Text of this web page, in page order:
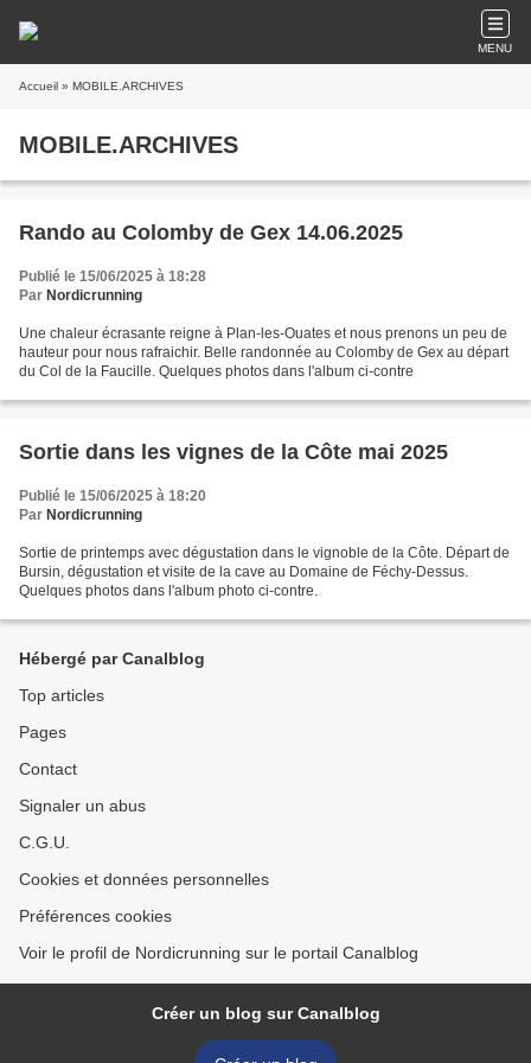
MENU
Accueil » MOBILE.ARCHIVES
MOBILE.ARCHIVES
Rando au Colomby de Gex 14.06.2025
Publié le 15/06/2025 à 18:28
Par Nordicrunning
Une chaleur écrasante reigne à Plan-les-Ouates et nous prenons un peu de
hauteur pour nous rafraichir. Belle randonnée au Colomby de Gex au départ
du Col de la Faucille. Quelques photos dans l'album ci-contre
Sortie dans les vignes de la Côte mai 2025
Publié le 15/06/2025 à 18:20
Par Nordicrunning
Sortie de printemps avec dégustation dans le vignoble de la Côte. Départ de
Bursin, dégustation et visite de la cave au Domaine de Féchy-Dessus.
Quelques photos dans l'album photo ci-contre.
Hébergé par Canalblog
Top articles
Pages
Contact
Signaler un abus
C.G.U.
Cookies et données personnelles
Préférences cookies
Voir le profil de Nordicrunning sur le portail Canalblog
Créer un blog sur Canalblog